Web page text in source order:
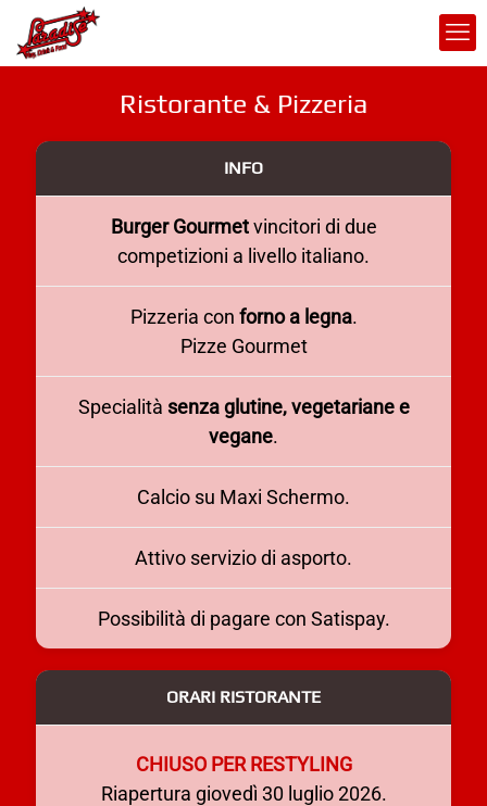
Ristorante & Pizzeria
INFO
Burger Gourmetvincitori di due
competizioni a livello italiano.
Pizzeria con forno a legna.
Pizze Gourmet
Specialità senza glutine, vegetariane e
vegane.
Calcio su Maxi Schermo.
Attivo servizio di asporto.
Possibilità di pagare con Satispay.
ORARI RISTORANTE
CHIUSO PER RESTYLING
Riapertura giovedì 30 luglio 2026.